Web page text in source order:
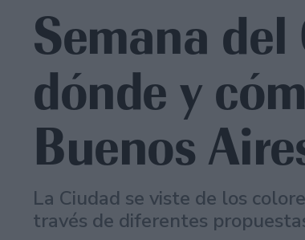
Semana
dónde y
Buenos
La Ciudad se viste de los
través de diferentes